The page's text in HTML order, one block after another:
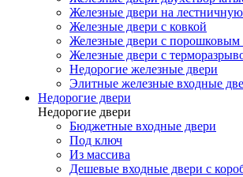
Железные двери на
Железные двери с ковкой
Железные двери с
Железные двери с
Недорогие железные двери
Элитные железные входные
Недорогие двери
Недорогие двери
Бюджетные входные двери
Под ключ
Из массива
Дешевые входные двери с